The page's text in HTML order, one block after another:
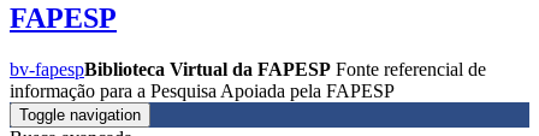
FAPESP
bv-fapespBiblioteca Virtual da FAPESP Fonte referencial de
informação para a Pesquisa Apoiada pela FAPESP
Toggle navigation